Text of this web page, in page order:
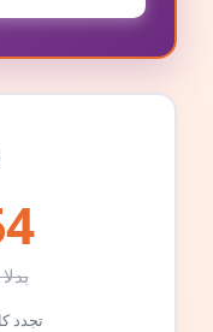
تجدد كل 6 أشهر بالسعر